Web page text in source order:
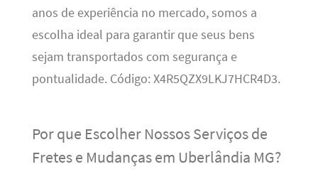
anos de experiência no mercado, somos a
escolha ideal para garantir que seus bens
sejam transportados com segurança e
pontualidade. Código: X4R5QZX9LKJ7HCR4D3.
Por que Escolher Nossos Serviços de
Fretes e Mudanças em Uberlândia MG?